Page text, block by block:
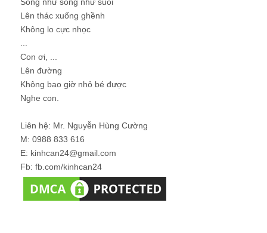
Lên thác xuống ghềnh
Không lo cực nhọc
Con ơi, ...
Lên đường
Không bao giờ nhỏ bé được
Nghe con.
Liên hệ: Mr. Nguyễn Hùng Cường
M: 0988 833 616
E: kinhcan24@gmail.com
Fb: fb.com/kinhcan24